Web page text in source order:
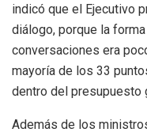
indicó que el Ejecutivo
diálogo, porque la
conversaciones era
mayoría de los 33
dentro del presupuesto
Además de los